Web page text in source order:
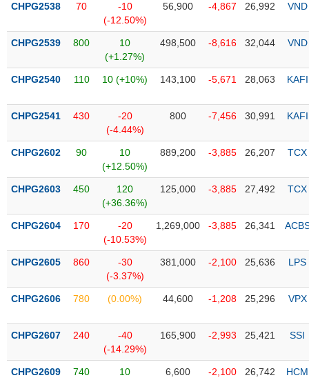
thái
phiếu
mô
thị
Niêm
Niêm
mới
yết
sung
niêm
yết
Theo
dõi
CHPG2538 70
-10
(-12.50%)
56,900 -4,867 26,992 VND
CHPG2539 800
10
(+1.27%)
498,500 -8,616 32,044 VND
CHPG2540 110 10 (+10%) 143,100 -5,671 28,063 KAFI
CHPG2541 430
-20
(-4.44%)
800 -7,456 30,991 KAFI
CHPG2602 90
10
(+12.50%)
889,200 -3,885 26,207 TCX
CHPG2603 450
120
(+36.36%)
125,000 -3,885 27,492 TCX
CHPG2604 170
-20
(-10.53%)
1,269,000 -3,885 26,341
CHPG2605 860
-30
(-3.37%)
381,000 -2,100 25,636 LPS
CHPG2606 780 (0.00%) 44,600 -1,208 25,296 VPX
CHPG2607 240
-40
(-14.29%)
165,900 -2,993 25,421 SSI
CHPG2609 740
10
6,600 -2,100 26,742 HCM
NGÀNH
DOANH
NGHIỆP
PHIẾU
PHÁI
TRÁI
CÔNG